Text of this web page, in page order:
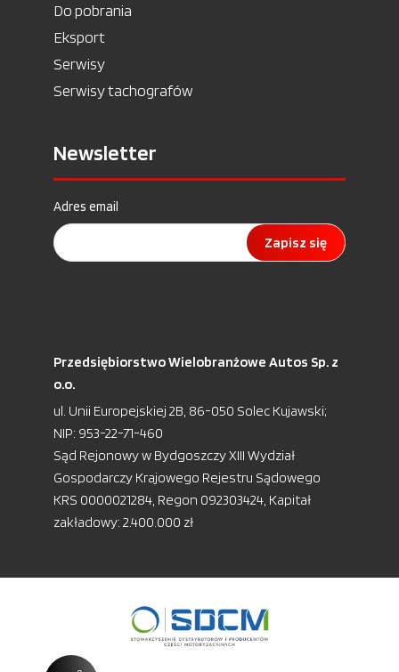
Do pobrania
Eksport
Serwisy
Serwisy tachografów
Newsletter
Adres email
Zapisz się
Przedsiębiorstwo Wielobranżowe Autos Sp. z
o.o.
ul. Unii Europejskiej 2B, 86-050 Solec Kujawski;
NIP: 953-22-71-460
Sąd Rejonowy w Bydgoszczy XIII Wydział
Gospodarczy Krajowego Rejestru Sądowego
KRS 0000021284, Regon 092303424, Kapitał
zakładowy: 2.400.000 zł